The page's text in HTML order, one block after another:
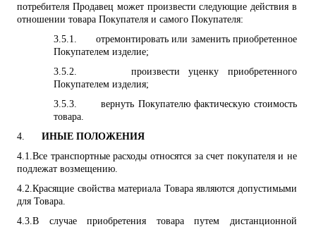
потребителя Продавец может произвести следующие действия в
отношении товара Покупателя и самого Покупателя:
3.5.1.
отремонтировать или заменить приобретенное
Покупателем изделие;
3.5.2.
произвести уценку приобретенного
Покупателем изделия;
3.5.3.
вернуть Покупателю фактическую стоимость
товара.
4.
ИНЫЕ ПОЛОЖЕНИЯ
4.1. Все транспортные расходы относятся за счет покупателя и не
подлежат возмещению.
4.2. Красящие свойства материала Товара являются допустимыми
для Товара.
4.3 В случае приобретения товара путем дистанционной